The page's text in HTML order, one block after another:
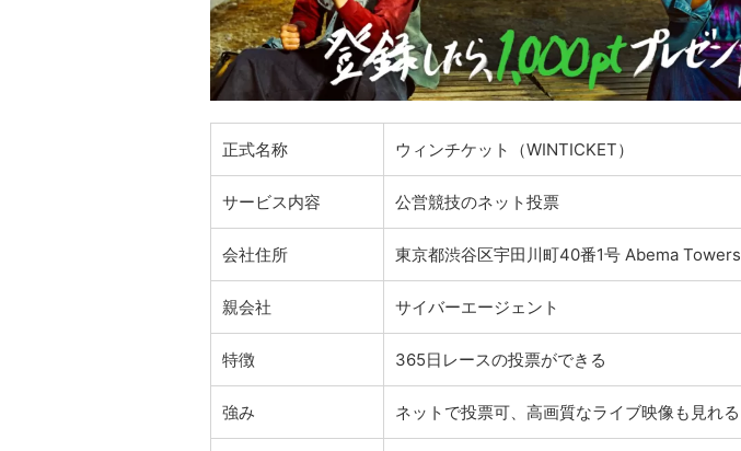
正式名称 ウィンチケット（WINTICKET）
サービス内容 公営競技のネット投票
会社住所 東京都渋谷区宇田川町40番1号 Abema Towers
親会社 サイバーエージェント
特徴 365日レースの投票ができる
強み ネットで投票可、高画質なライブ映像も見れる